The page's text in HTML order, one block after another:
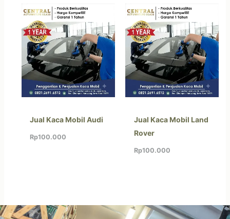
Jual Kaca Mobil Audi
Rp100.000
Jual Kaca Mobil Land
Rover
Rp100.000